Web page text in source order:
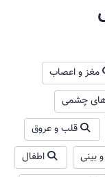
مغز و اعصاب
های چشمی
قلب و عروق
بینی
اطفال